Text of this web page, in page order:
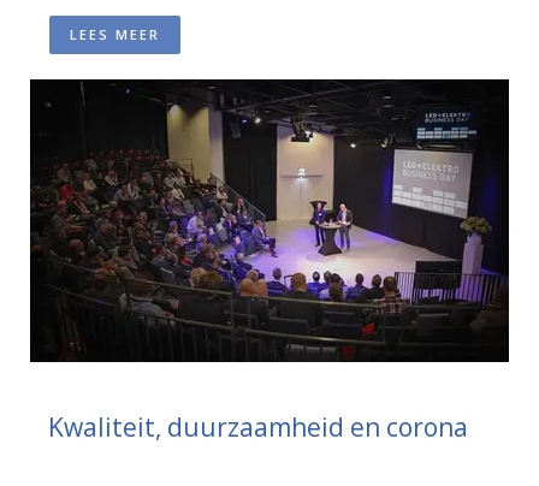
LEES MEER
Kwaliteit, duurzaamheid en corona